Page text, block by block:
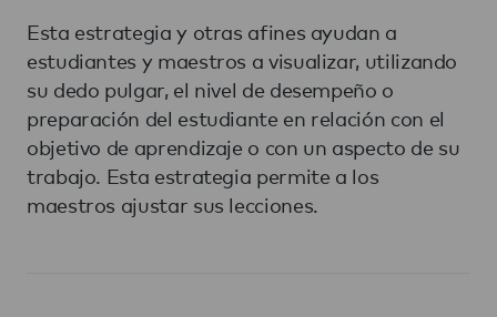
Esta estrategia y otras afines ayudan a
estudiantes y maestros a visualizar, utilizando
su dedo pulgar, el nivel de desempeño o
preparación del estudiante en relación con el
objetivo de aprendizaje o con un aspecto de su
trabajo. Esta estrategia permite a los
maestros ajustar sus lecciones.